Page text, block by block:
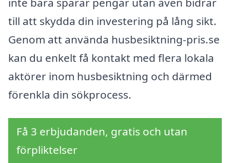
till att skydda din investering på lång sikt.
Genom att använda husbesiktning-pris.se
kan du enkelt få kontakt med flera lokala
aktörer inom husbesiktning och därmed
förenkla din sökprocess.
Få 3 erbjudanden, gratis och utan
förpliktelser